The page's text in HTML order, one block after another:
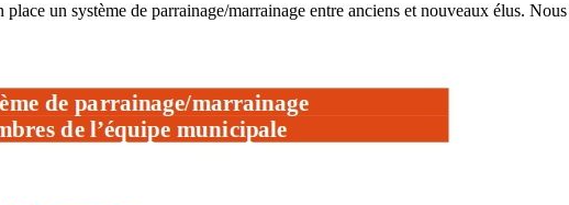
un système de parrainage/marrainage entre anciens et nouveaux élus.